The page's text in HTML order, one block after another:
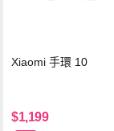
Xiaomi 手環 10
$1,199